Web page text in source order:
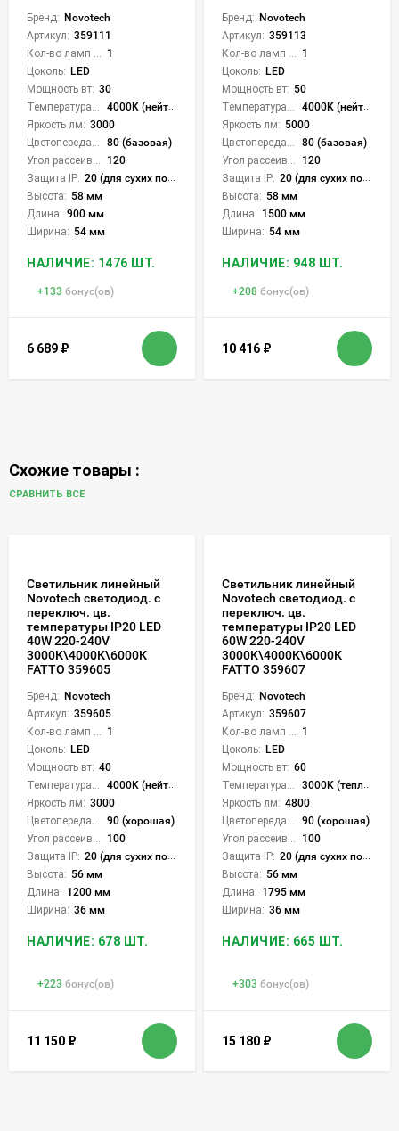
Бренд: Novotech
Артикул: 359111
Кол-во ламп или LED: 1
Цоколь: LED
Мощность вт: 30
Температура света:
4000K (нейтральный)
Яркость лм: 3000
Цветопередача (CRI):
80 (базовая)
Угол рассеивания света °:
120
Защита IP: 20 (для сухих пом.)
Высота: 58 мм
Длина: 900 мм
Ширина: 54 мм
НАЛИЧИЕ: 1476 ШТ.
+133 бонус(ов)
6 689 ₽
Бренд: Novotech
Артикул: 359113
Кол-во ламп или LED: 1
Цоколь: LED
Мощность вт: 50
Температура света:
4000K (нейтральный)
Яркость лм: 5000
Цветопередача (CRI):
80 (базовая)
Угол рассеивания света °:
120
Защита IP: 20 (для сухих пом.)
Высота: 58 мм
Длина: 1500 мм
Ширина: 54 мм
НАЛИЧИЕ: 948 ШТ.
+208 бонус(ов)
10 416 ₽
Схожие товары :
СРАВНИТЬ ВСЕ
Светильник линейный
Novotech светодиод. с
переключ. цв.
температуры IP20 LED
40W 220-240V
3000К\4000К\6000К
FATTO 359605
Бренд: Novotech
Артикул: 359605
Кол-во ламп или LED: 1
Цоколь: LED
Мощность вт: 40
Температура света:
4000K (нейтральный), 6000K (холодный), CCT механическое переключение
Яркость лм: 3000
Цветопередача (CRI):
90 (хорошая)
Угол рассеивания света °:
100
Защита IP: 20 (для сухих пом.)
Высота: 56 мм
Длина: 1200 мм
Ширина: 36 мм
НАЛИЧИЕ: 678 ШТ.
+223 бонус(ов)
11 150 ₽
Светильник линейный
Novotech светодиод. с
переключ. цв.
температуры IP20 LED
60W 220-240V
3000К\4000К\6000К
FATTO 359607
Бренд: Novotech
Артикул: 359607
Кол-во ламп или LED: 1
Цоколь: LED
Мощность вт: 60
Температура света:
3000K (теплый), 4000K (нейтральный), 6000K (холодный), CCT механическое переключение
Яркость лм: 4800
Цветопередача (CRI):
90 (хорошая)
Угол рассеивания света °:
100
Защита IP: 20 (для сухих пом.)
Высота: 56 мм
Длина: 1795 мм
Ширина: 36 мм
НАЛИЧИЕ: 665 ШТ.
+303 бонус(ов)
15 180 ₽